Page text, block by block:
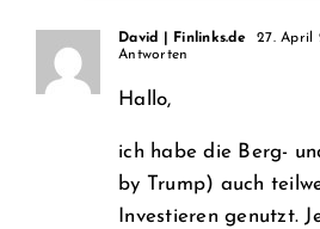
David | Finlinks.de 27. April
Antworten
Hallo,
ich habe die Berg-
by Trump) auch
Investieren genutzt.